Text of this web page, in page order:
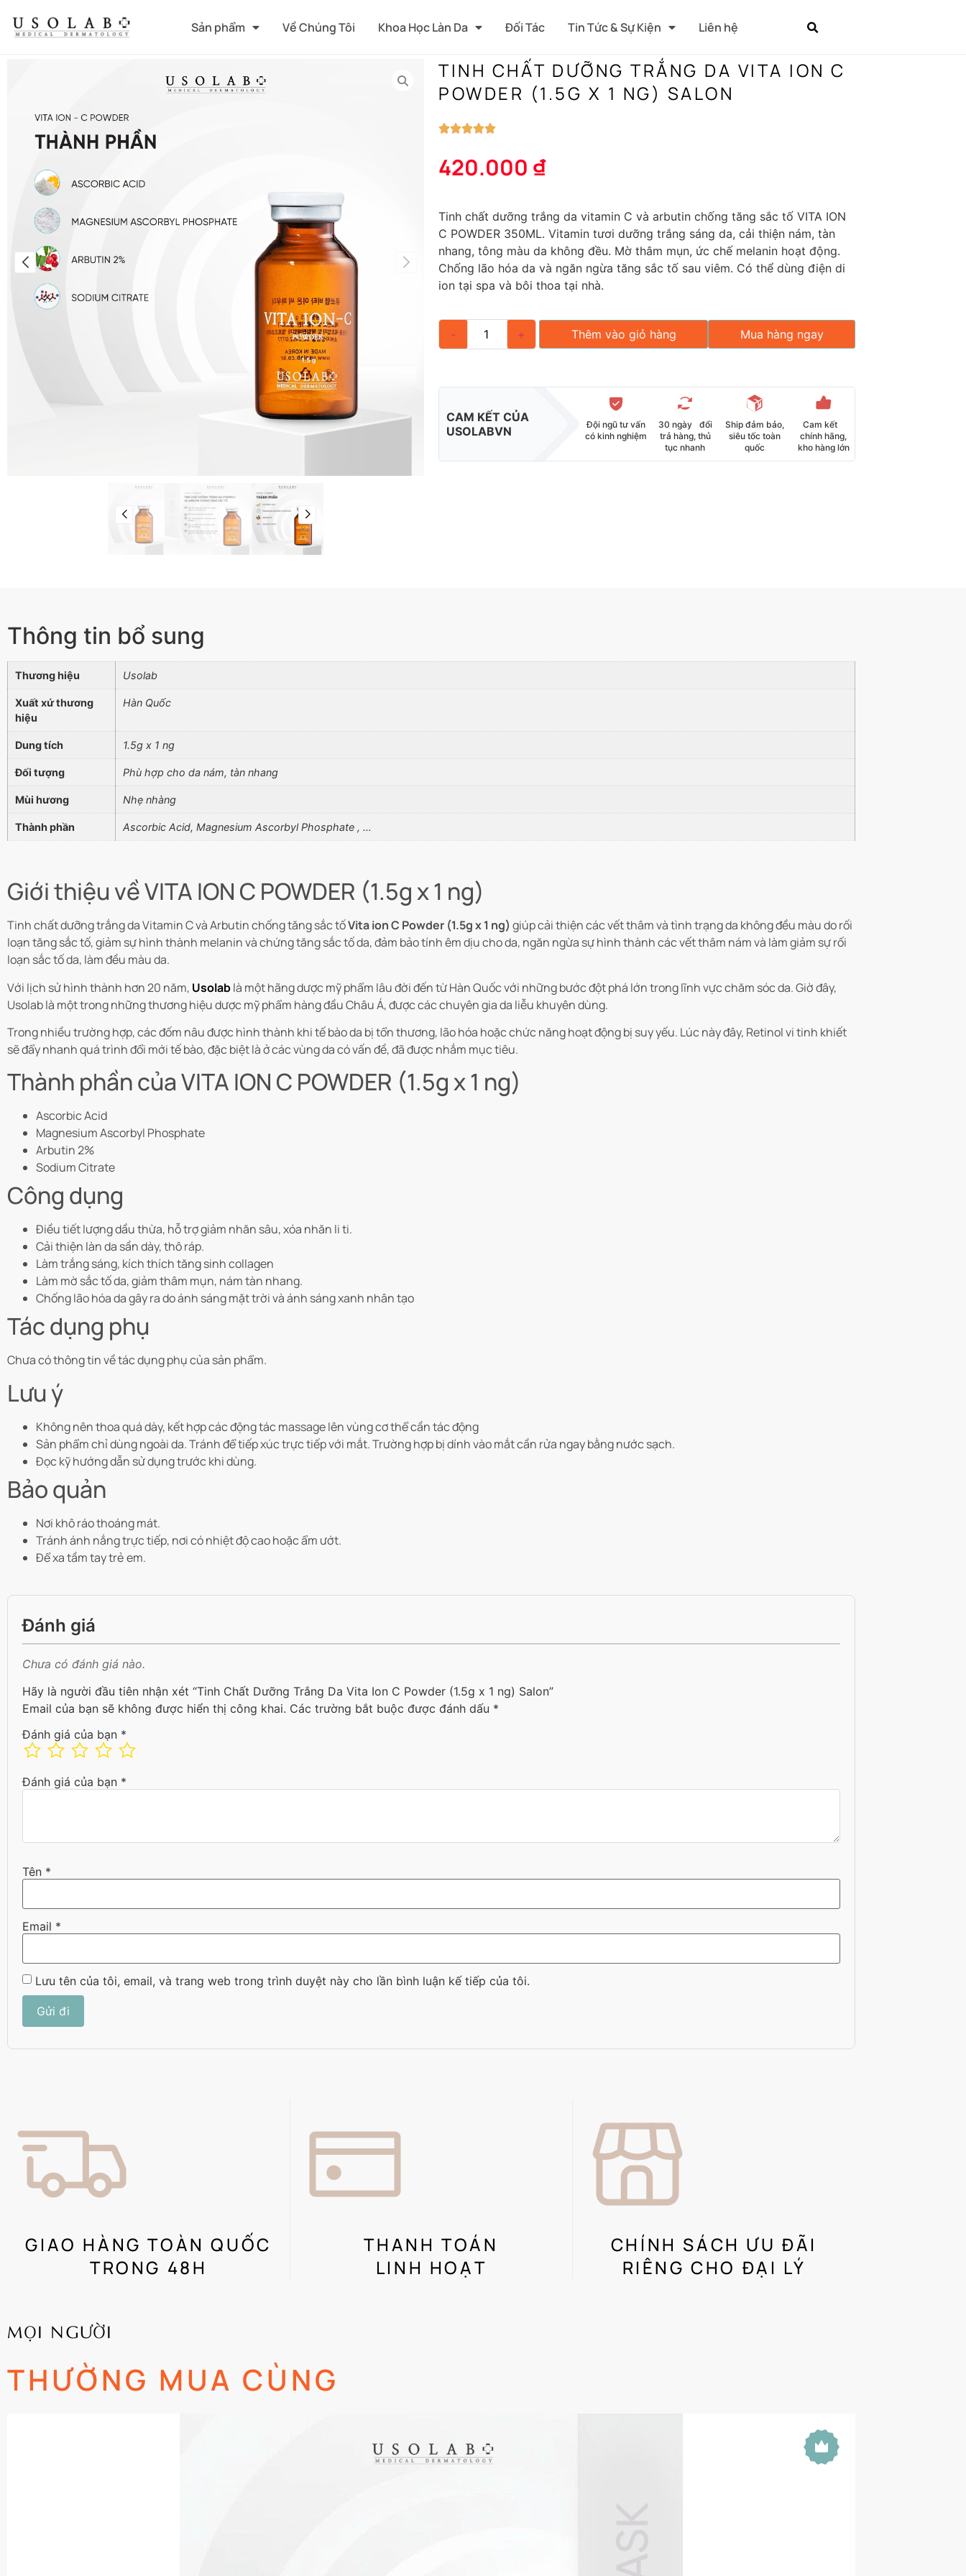
Sản phẩm Về Chúng Tôi Khoa Học Làn Da Đối Tác Tin Tức & Sự Kiện Liên hệ
TINH CHẤT DƯỠNG TRẮNG DA VITA ION C
POWDER (1.5G X 1 NG) SALON
420.000 ₫
Tinh chất dưỡng trắng da vitamin C và arbutin chống tăng sắc tố VITA ION
C POWDER 350ML. Vitamin tươi dưỡng trắng sáng da, cải thiện nám, tàn
nhang, tông màu da không đều. Mờ thâm mụn, ức chế melanin hoạt động.
Chống lão hóa da và ngăn ngừa tăng sắc tố sau viêm. Có thể dùng điện di
ion tại spa và bôi thoa tại nhà.
- + Thêm vào giỏ hàng Mua hàng ngay
CAM KẾT CỦA
USOLABVN
Đội ngũ tư vấn
có kinh nghiệm
30 ngày đổi
trả hàng, thủ
tục nhanh
Ship đảm bảo,
siêu tốc toàn
quốc
Cam kết
chính hãng,
kho hàng lớn
Thông tin bổ sung
Thương hiệu Usolab
Xuất xứ thương
hiệu
Hàn Quốc
Dung tích 1.5g x 1 ng
Đối tượng Phù hợp cho da nám, tàn nhang
Mùi hương Nhẹ nhàng
Thành phần Ascorbic Acid, Magnesium Ascorbyl Phosphate , …
Giới thiệu về VITA ION C POWDER (1.5g x 1 ng)
Tinh chất dưỡng trắng da Vitamin C và Arbutin chống tăng sắc tốVita ion C Powder (1.5g x 1 ng) giúp cải thiện các vết thâm và tình trạng da không đều màu do rối
loạn tăng sắc tố, giảm sự hình thành melanin và chứng tăng sắc tố da, đảm bảo tính êm dịu cho da, ngăn ngừa sự hình thành các vết thâm nám và làm giảm sự rối
loạn sắc tố da, làm đều màu da.
Với lịch sử hình thành hơn 20 năm, Usolablà một hãng dược mỹ phẩm lâu đời đến từ Hàn Quốc với những bước đột phá lớn trong lĩnh vực chăm sóc da. Giờ đây,
Usolab là một trong những thương hiệu dược mỹ phẩm hàng đầu Châu Á, được các chuyên gia da liễu khuyên dùng.
Trong nhiều trường hợp, các đốm nâu được hình thành khi tế bào da bị tổn thương, lão hóa hoặc chức năng hoạt động bị suy yếu. Lúc này đây, Retinol vi tinh khiết
sẽ đẩy nhanh quá trình đổi mới tế bào, đặc biệt là ở các vùng da có vấn đề, đã được nhắm mục tiêu.
Thành phần của VITA ION C POWDER (1.5g x 1 ng)
Ascorbic Acid
Magnesium Ascorbyl Phosphate
Arbutin 2%
Sodium Citrate
Công dụng
Điều tiết lượng dầu thừa, hỗ trợ giảm nhăn sâu, xóa nhăn li ti.
Cải thiện làn da sần dày, thô ráp.
Làm trắng sáng, kích thích tăng sinh collagen
Làm mờ sắc tố da, giảm thâm mụn, nám tàn nhang.
Chống lão hóa da gây ra do ánh sáng mặt trời và ánh sáng xanh nhân tạo
Tác dụng phụ
Chưa có thông tin về tác dụng phụ của sản phẩm.
Lưu ý
Không nên thoa quá dày, kết hợp các động tác massage lên vùng cơ thể cần tác động
Sản phẩm chỉ dùng ngoài da. Tránh để tiếp xúc trực tiếp với mắt. Trường hợp bị dính vào mắt cần rửa ngay bằng nước sạch.
Đọc kỹ hướng dẫn sử dụng trước khi dùng.
Bảo quản
Nơi khô ráo thoáng mát.
Tránh ánh nắng trực tiếp, nơi có nhiệt độ cao hoặc ẩm ướt.
Để xa tầm tay trẻ em.
Đánh giá
Chưa có đánh giá nào.
Hãy là người đầu tiên nhận xét “Tinh Chất Dưỡng Trắng Da Vita Ion C Powder (1.5g x 1 ng) Salon”
Email của bạn sẽ không được hiển thị công khai. Các trường bắt buộc được đánh dấu *
Đánh giá của bạn *
Đánh giá của bạn *
Tên *
Email *
Lưu tên của tôi, email, và trang web trong trình duyệt này cho lần bình luận kế tiếp của tôi.
GIAO HÀNG TOÀN QUỐC
TRONG 48H
THANH TOÁN
LINH HOẠT
CHÍNH SÁCH ƯU ĐÃI
RIÊNG CHO ĐẠI LÝ
MỌI NGƯỜI
THƯỜNG MUA CÙNG